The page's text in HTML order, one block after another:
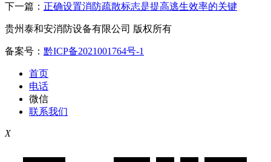
下一篇： 正确设置消防疏散标志是提高逃生效率的关键
贵州泰和安消防设备有限公司 版权所有
备案号： 黔ICP备2021001764号-1
首页
电话
微信
联系我们
X